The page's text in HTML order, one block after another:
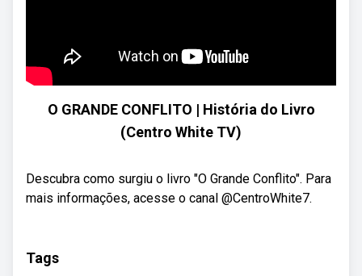
O GRANDE CONFLITO | História do Livro
(Centro White TV)
Descubra como surgiu o livro "O Grande Conflito". Para
mais informações, acesse o canal @CentroWhite7.
Tags